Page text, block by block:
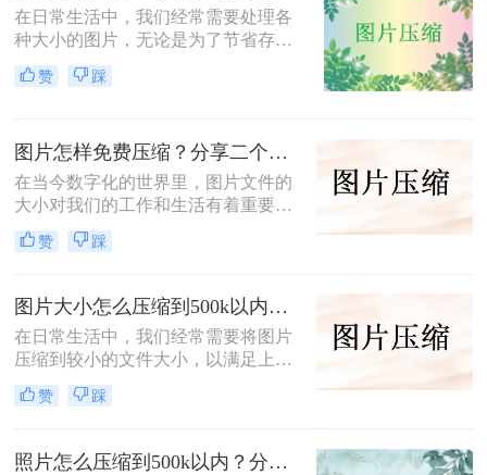
在日常生活中，我们经常需要处理各
种大小的图片，无论是为了节省存储
空间，还是为了加快网页加载速度，
压缩图片都是一个非常实用的技能。
赞 踩
图片怎样免费压缩？分享二个简单易用的压缩方法！
在当今数字化的世界里，图片文件的
大小对我们的工作和生活有着重要影
响。无论是为了加速网页加载速度、
满足社交媒体平台的上传要求，还是
费压缩是一项不可或缺的技能。本文
将介绍两种简单易用的图片压缩方
法。
赞 踩
图片大小怎么压缩到500k以内？分享四种常用压缩方法！
在日常生活中，我们经常需要将图片
压缩到较小的文件大小，以满足上
传、发送或存储的需求那么图片大小
怎么压缩到500k以内呢？本文将介绍
法。
赞 踩
照片怎么压缩到500k以内？分享三种实用方法！